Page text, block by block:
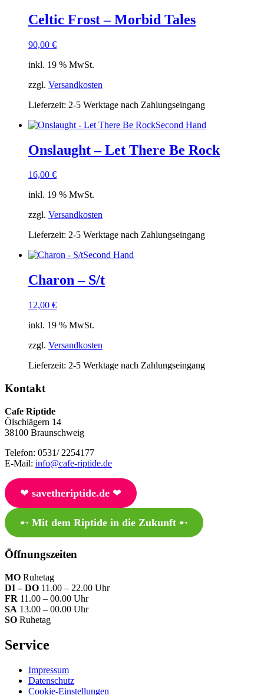
Celtic Frost – Morbid Tales
90,00 €
inkl. 19 % MwSt.
zzgl. Versandkosten
Lieferzeit: 2-5 Werktage nach Zahlungseingang
Second Hand
Onslaught – Let There Be Rock
16,00 €
inkl. 19 % MwSt.
zzgl. Versandkosten
Lieferzeit: 2-5 Werktage nach Zahlungseingang
Second Hand
Charon – S/t
12,00 €
inkl. 19 % MwSt.
zzgl. Versandkosten
Lieferzeit: 2-5 Werktage nach Zahlungseingang
Kontakt
Cafe Riptide
Ölschlägern 14
38100 Braunschweig
Telefon: 0531/ 2254177
E-Mail: info@cafe-riptide.de
❤︎ savetheriptide.de❤︎
➸ Mit dem Riptide in die Zukunft➸
Öffnungszeiten
MO Ruhetag
DI – DO 11.00 – 22.00 Uhr
FR 11.00 – 00.00 Uhr
SA 13.00 – 00.00 Uhr
SO Ruhetag
Service
Impressum
Datenschutz
Cookie-Einstellungen